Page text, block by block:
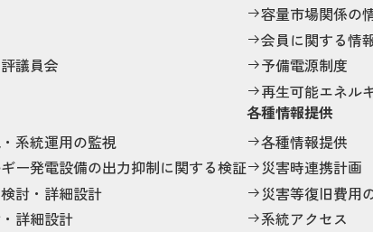
議員会
系統運用の監視
ー発電設備の出力抑制に関する検証
討・詳細設計
詳細設計
容量市場関係の
会員に関する情
予備電源制度
再生可能エネル
各種情報提供
各種情報提供
災害時連携計画
災害等復旧費用
系統アクセス